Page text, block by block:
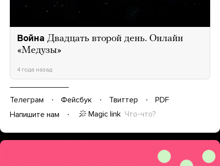
Война Двадцать второй день. Онлайн
«Медузы»
4 года назад
Телеграм Фейсбук Твиттер
PDF
Напишите нам
Magic link Что-что?